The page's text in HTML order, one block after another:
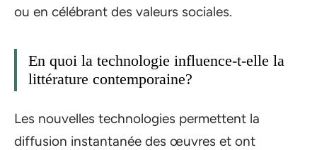
ou en célébrant des valeurs sociales.
En quoi la technologie influence-t-elle la
littérature contemporaine?
Les nouvelles technologies permettent la
diffusion instantanée des œuvres et ont